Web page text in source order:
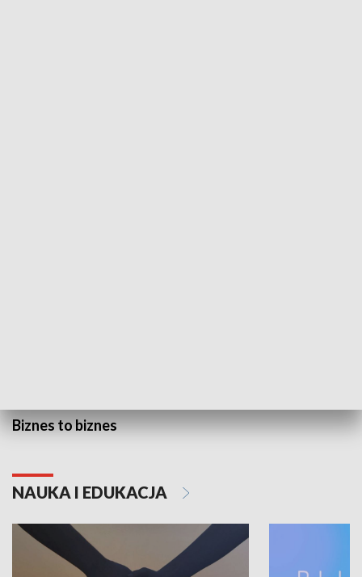
Biznes to biznes
NAUKA I EDUKACJA